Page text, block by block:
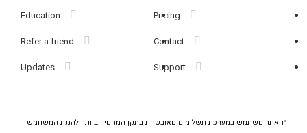
Pricing
Contact
Support
Education
Refer a friend
Updates
*האתר משתמש במערכת תשלומים מאובטחת בתקן המחמיר ביותר להגנת המשתמש